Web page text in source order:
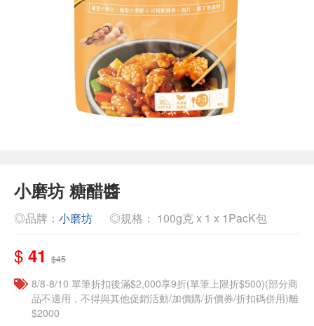
小磨坊 糖醋醬
◎品牌： 小磨坊 ◎規格： 100g克 x 1 x 1PacK包
$ 41 $45
8/8-8/10 單筆折扣後滿$2,000享9折(單筆上限折$500)(部分商
品不適用，不得與其他促銷活動/加價購/折價券/折扣碼併用)離
$2000